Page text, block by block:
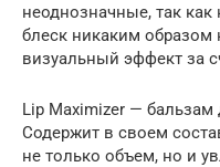
неоднозначные, так
блеск никаким образом
визуальный эффект за
Lip Maximizer — бальзам
Содержит в своем
не только объем, но и